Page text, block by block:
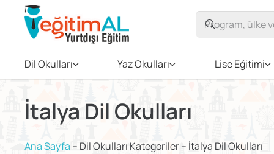
Dil Okulları Yaz Okulları Lise Eğitimi
İtalya Dil Okulları
Ana Sayfa – Dil Okulları Kategoriler– İtalya Dil Okulları